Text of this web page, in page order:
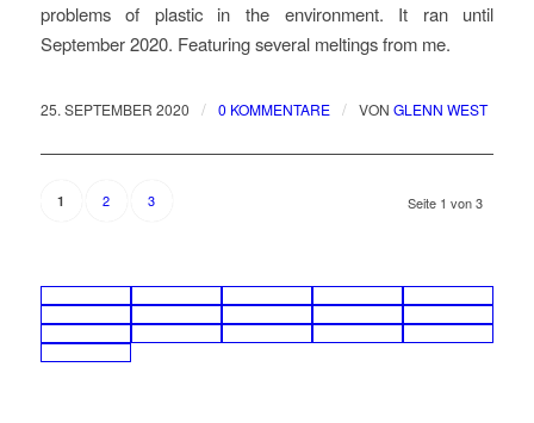
problems of plastic in the environment. It ran until
September 2020. Featuring several meltings from me.
25. SEPTEMBER 2020 / 0 KOMMENTARE / VON GLENN WEST
Seite 1 von 3
1 2 3